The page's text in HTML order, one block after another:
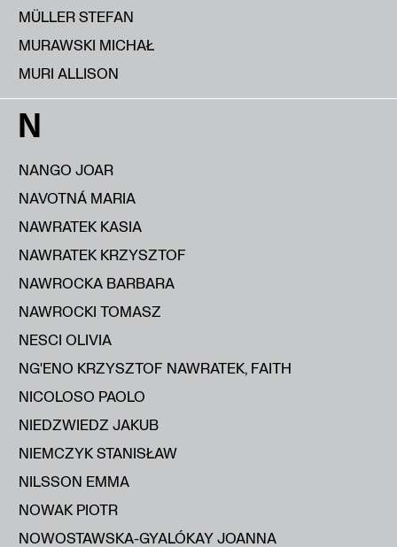
MÜLLER STEFAN
MURAWSKI MICHAŁ
MURI ALLISON
N
NANGO JOAR
NAVOTNÁ MARIA
NAWRATEK KASIA
NAWRATEK KRZYSZTOF
NAWROCKA BARBARA
NAWROCKI TOMASZ
NESCI OLIVIA
NG'ENO KRZYSZTOF NAWRATEK, FAITH
NICOLOSO PAOLO
NIEDZWIEDZ JAKUB
NIEMCZYK STANISŁAW
NILSSON EMMA
NOWAK PIOTR
NOWOSTAWSKA-GYALÓKAY JOANNA